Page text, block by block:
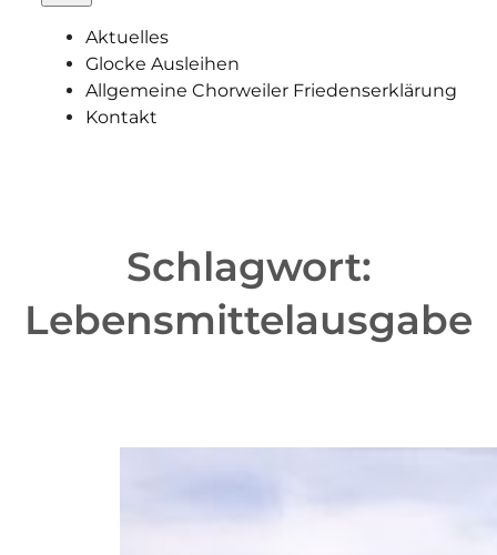
Aktuelles
Glocke Ausleihen
Allgemeine Chorweiler Friedenserklärung
Kontakt
Schlagwort:
Lebensmittelausgabe